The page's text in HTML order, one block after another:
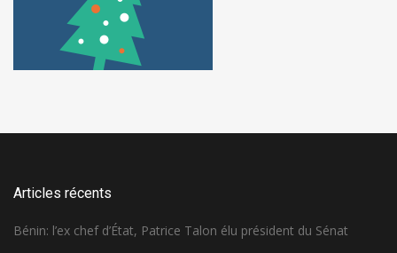
Articles récents
Bénin: l’ex chef d’État, Patrice Talon élu président du Sénat